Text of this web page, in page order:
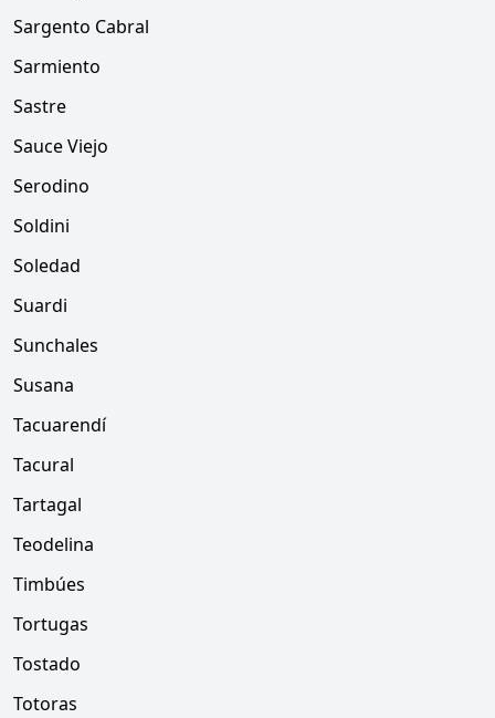
Sargento Cabral
Sarmiento
Sastre
Sauce Viejo
Serodino
Soldini
Soledad
Suardi
Sunchales
Susana
Tacuarendí
Tacural
Tartagal
Teodelina
Timbúes
Tortugas
Tostado
Totoras